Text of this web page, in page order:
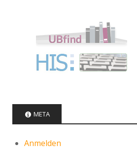
META
Anmelden